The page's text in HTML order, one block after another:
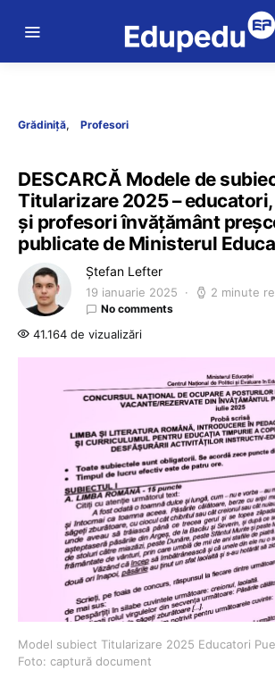
Grădiniță Profesori
DESCARCĂ Modele de
Titularizare 2025 –
și profesori învățământ
publicate de Ministerul
Ștefan Lefter
19 ianuarie 2025 2 minute
No comments
41.164 de vizualizări
Model subiect Titularizare 2025 Educatori
Foto: captură document